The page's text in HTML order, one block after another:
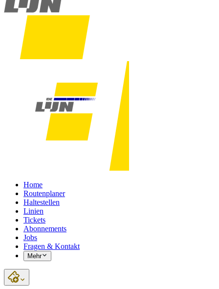
Home
Routenplaner
Haltestellen
Linien
Tickets
Abonnements
Jobs
Fragen & Kontakt
Mehr